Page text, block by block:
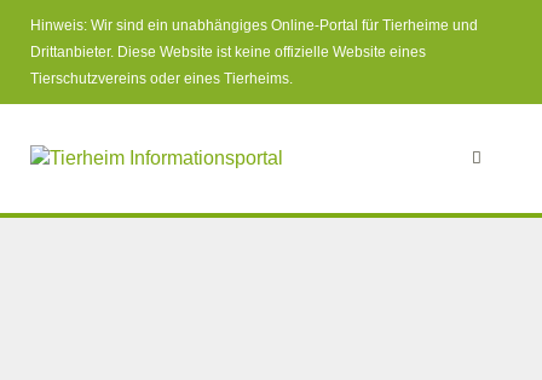
Hinweis: Wir sind ein unabhängiges Online-Portal für Tierheime und
Drittanbieter. Diese Website ist keine offizielle Website eines
Tierschutzvereins oder eines Tierheims.